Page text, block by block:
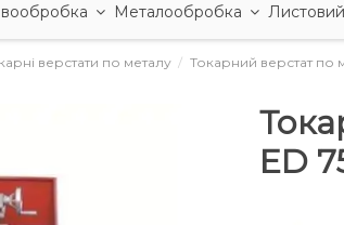
Металообробка
верстати по металу Токарний верстат по
ED